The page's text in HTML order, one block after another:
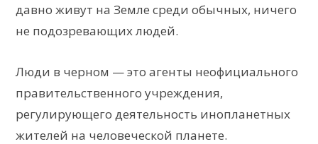
давно живут на Земле среди обычных, ничего
не подозревающих людей.
Люди в черном — это агенты неофициального
правительственного учреждения,
регулирующего деятельность инопланетных
жителей на человеческой планете.